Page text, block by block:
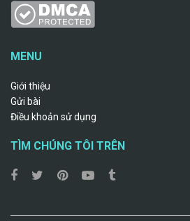
MENU
Giới thiệu
Gửi bài
Điều khoản sử dụng
TÌM CHÚNG TÔI TRÊN